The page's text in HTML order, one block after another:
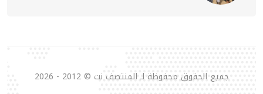
جميع الحقوق محفوظة لـ المنتصف نت © 2012 - 2026